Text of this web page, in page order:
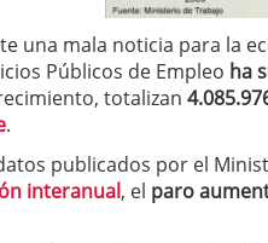
a los costes 21 de noviembre
¿Cuánto cuesta un software
una mala noticia para la
Públicos de Empleo ha
totalizan
.
publicados por el
interanual, el paro